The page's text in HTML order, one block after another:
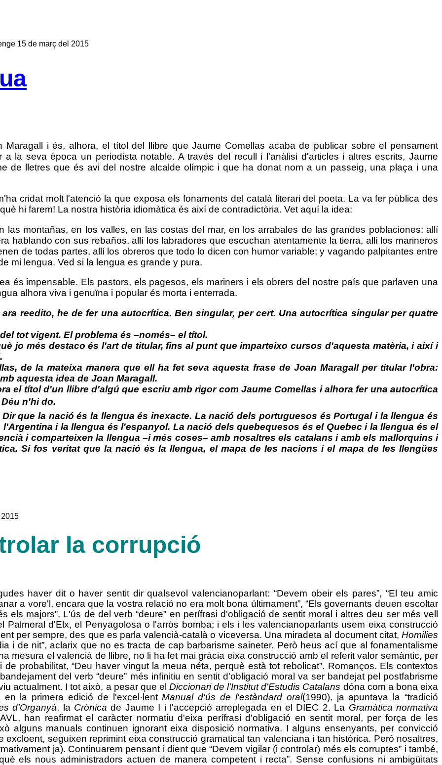
15 de març del 2015
i és, alhora, el títol del llibre que Jaume Comellas acaba de publicar sobre el pensament
la seva època un periodista notable. A través del recull i l'anàlisi d'articles i altres escrits, Jaume
de lletres que és avi del nostre alcalde olímpic i que ha donat nom a un passeig, una plaça i una
cridat molt l'atenció la que exposa els fonaments del català literari del poeta. La va fer pública des
hi farem! La nostra història idiomàtica és així de contradictòria. Vet aquí la idea:
las montañas, en los valles, en las costas del mar, en los arrabales de las grandes poblaciones: allí
hablando con sus rebaños, allí los labradores que escuchan atentamente la tierra, allí los marineros
de todas partes, allí los obreros que todo lo dicen con humor variable; y vagando palpitantes entre
mi lengua. Ved si la lengua es grande y pura.
és impensable. Els pastors, els pagesos, els mariners i els obrers del nostre país que parlaven una
alhora viva i genuïna i popular és morta i enterrada.
reedito, he de fer una autocrítica. Ben singular, per cert. Una autocrítica singular per quatre
tot vigent. El problema és –només– el títol.
jo més destaco és l'art de titular, fins al punt que imparteixo cursos d'aquesta matèria, i així i
de la mateixa manera que ell ha fet seva aquesta frase de Joan Maragall per titular l'obra:
aquesta idea de Joan Maragall.
el títol d'un llibre d'algú que escriu amb rigor com Jaume Comellas i alhora fer una autocrítica
n'hi do.
que la nació és la llengua és inexacte. La nació dels portuguesos és Portugal i la llengua és
i la llengua és l'espanyol. La nació dels quebequesos és el Quebec i la llengua és el
i comparteixen la llengua –i més coses– amb nosaltres els catalans i amb els mallorquins i
Si fos veritat que la nació és la llengua, el mapa de les nacions i el mapa de les llengües
la corrupció
haver dit o haver sentit dir qualsevol valencianoparlant: “Devem obeir els pares”, “El teu amic
a vore'l, encara que la vostra relació no era molt bona últimament”, “Els governants deuen escoltar
els majors”. L'ús de del verb “deure” en perífrasi d'obligació de sentit moral i altres deu ser més vell
Palmeral d'Elx, el Penyagolosa o l'arròs bomba; i els i les valencianoparlants usem eixa construcció
per sempre, des que es parla valencià-català o viceversa. Una miradeta al document citat, Homilies
i de nit”, aclarix que no es tracta de cap barbarisme saineter. Però heus ací que al fonamentalisme
mesura el valencià de llibre, no li ha fet mai gràcia eixa construcció amb el referit valor semàntic, per
probabilitat, “Deu haver vingut la meua néta, perquè està tot rebolicat”. Romanços. Els contextos
del verb “deure” més infinitiu en sentit d'obligació moral va ser bandejat pel postfabrisme
actualment. I tot això, a pesar que elDiccionari de l'Institut d'Estudis Catalans dóna com a bona eixa
en la primera edició de l'excel·lentManual d'ús de l'estàndard oral(1990), ja apuntava la “tradició
d'Organyà, la Crònicade Jaume I i l'accepció arreplegada en el DIEC 2. La Gramàtica normativa
han reafirmat el caràcter normatiu d'eixa perífrasi d'obligació en sentit moral, per força de les
alguns manuals continuen ignorant eixa disposició normativa. I alguns ensenyants, per convicció
seguixen reprimint eixa construcció gramatical tan valenciana i tan històrica. Però nosaltres,
ja). Continuarem pensant i dient que “Devem vigilar (i controlar) més els corruptes” i també,
els nous administradors actuen de manera competent i recta”. Sense confusions ni ambigüitats